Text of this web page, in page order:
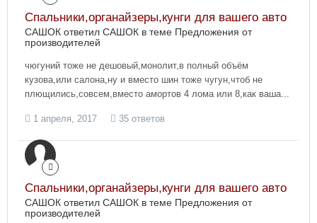
Спальники,органайзеры,кунги для вашего авто
САШОК ответил САШОК в теме Предложения от
производителей
чюгуний тоже не дешовый,монолит,в полный объём
кузова,или салона,ну и вместо шин тоже чугун,чтоб не
плющились,совсем,вместо амортов 4 лома или 8,как ваша...
1 апреля, 2017 35 ответов
Спальники,органайзеры,кунги для вашего авто
САШОК ответил САШОК в теме Предложения от
производителей